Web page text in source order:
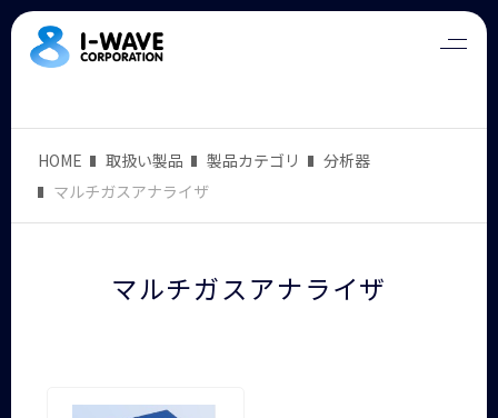
HOME 取扱い製品 製品カテゴリ
分析器
マルチガスアナライザ
マルチガスアナライザ